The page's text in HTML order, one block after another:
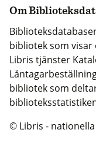
Om
bibliotek som
Libris tjänster
bibliotek som
© Libris -